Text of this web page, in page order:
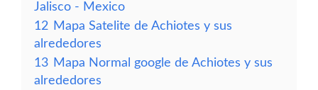
Jalisco - Mexico
12 Mapa Satelite de Achiotes y sus
alrededores
13 Mapa Normal google de Achiotes y sus
alrededores